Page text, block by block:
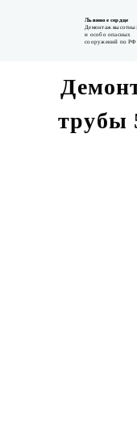
Львиное сердце
Демонтаж
и особо опасных
сооружений по РФ
трубы